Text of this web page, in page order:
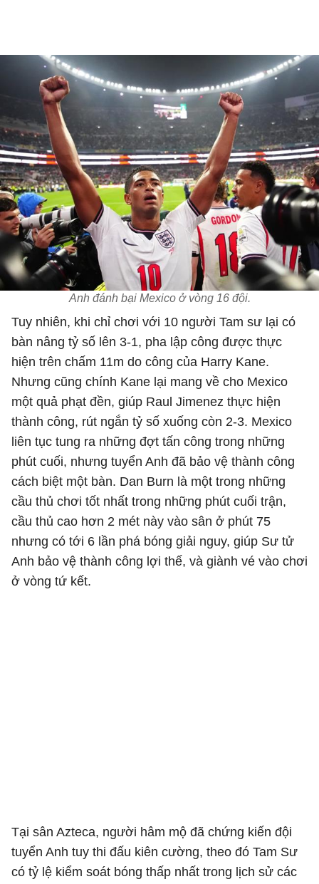
Anh đánh bại Mexico ở vòng 16 đội.
Tuy nhiên, khi chỉ chơi với 10 người Tam sư lại có
bàn nâng tỷ số lên 3-1, pha lập công được thực
hiện trên chấm 11m do công của Harry Kane.
Nhưng cũng chính Kane lại mang về cho Mexico
một quả phạt đền, giúp Raul Jimenez thực hiện
thành công, rút ngắn tỷ số xuống còn 2-3. Mexico
liên tục tung ra những đợt tấn công trong những
phút cuối, nhưng tuyển Anh đã bảo vệ thành công
cách biệt một bàn. Dan Burn là một trong những
cầu thủ chơi tốt nhất trong những phút cuối trận,
cầu thủ cao hơn 2 mét này vào sân ở phút 75
nhưng có tới 6 lần phá bóng giải nguy, giúp Sư tử
Anh bảo vệ thành công lợi thế, và giành vé vào chơi
ở vòng tứ kết.
Tại sân Azteca, người hâm mộ đã chứng kiến đội
tuyển Anh tuy thi đấu kiên cường, theo đó Tam Sư
có tỷ lệ kiểm soát bóng thấp nhất trong lịch sử các